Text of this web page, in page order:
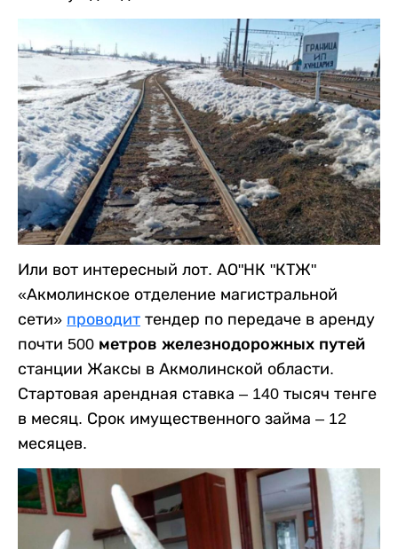
Или вот интересный лот. АО"НК "КТЖ"
«Акмолинское отделение магистральной
сети» проводит тендер по передаче в аренду
почти 500 метров железнодорожных путей
станции Жаксы в Акмолинской области.
Стартовая арендная ставка – 140 тысяч тенге
в месяц. Срок имущественного займа – 12
месяцев.